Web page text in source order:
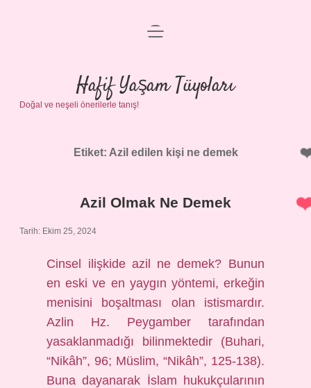
Anasayfa
Gizlilik Politikası
Yasal Uyarı
menüyü
Hafif Yaşam Tüyoları
Doğal ve neşeli önerilerle tanış!
Etiket: Azil edilen kişi ne demek
Azil Olmak Ne Demek
Tarih: Ekim 25, 2024
Cinsel ilişkide azil ne demek? Bunun
en eski ve en yaygın yöntemi, erkeğin
menisini boşaltması olan istismardır.
Azlin Hz. Peygamber tarafından
yasaklanmadığı bilinmektedir (Buhari,
“Nikâh”, 96; Müslim, “Nikâh”, 125-138).
Buna dayanarak İslam hukukçularının